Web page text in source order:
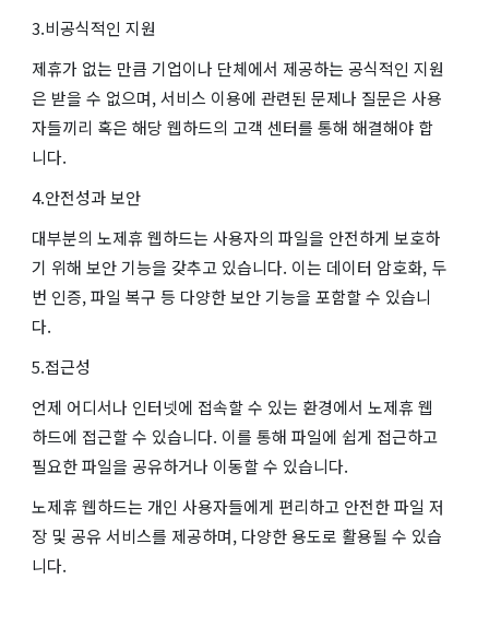
3.비공식적인 지원
제휴가 없는 만큼 기업이나 단체에서 제공하는 공식적인 지원
은 받을 수 없으며, 서비스 이용에 관련된 문제나 질문은 사용
자들끼리 혹은 해당 웹하드의 고객 센터를 통해 해결해야 합
니다.
4.안전성과 보안
대부분의 노제휴 웹하드는 사용자의 파일을 안전하게 보호하
기 위해 보안 기능을 갖추고 있습니다. 이는 데이터 암호화, 두
번 인증, 파일 복구 등 다양한 보안 기능을 포함할 수 있습니
다.
5.접근성
언제 어디서나 인터넷에 접속할 수 있는 환경에서 노제휴 웹
하드에 접근할 수 있습니다. 이를 통해 파일에 쉽게 접근하고
필요한 파일을 공유하거나 이동할 수 있습니다.
노제휴 웹하드는 개인 사용자들에게 편리하고 안전한 파일 저
장 및 공유 서비스를 제공하며, 다양한 용도로 활용될 수 있습
니다.